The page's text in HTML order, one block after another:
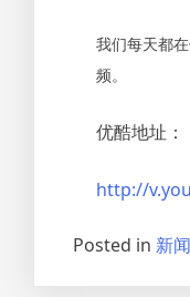
我们每天都
频。
优酷地址：
http://
Posted in 新